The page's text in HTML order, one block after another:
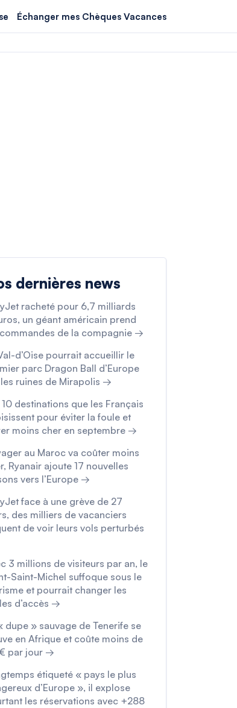
Échanger mes Chèques Vacances
dernières news
racheté pour 6,7 milliards
un géant américain prend
de la compagnie →
d’Oise pourrait accueillir le
parc Dragon Ball d’Europe
ruines de Mirapolis →
10 destinations que les Français
pour éviter la foule et
moins cher en septembre →
au Maroc va coûter moins
Ryanair ajoute 17 nouvelles
vers l’Europe →
face à une grève de 27
des milliers de vacanciers
de voir leurs vols perturbés
3 millions de visiteurs par an, le
Saint-Michel suffoque sous le
et pourrait changer les
d’accès →
dupe » sauvage de Tenerife se
en Afrique et coûte moins de
par jour →
étiqueté « pays le plus
d’Europe », il explose
les réservations avec +288